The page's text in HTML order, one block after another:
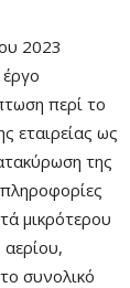
2023
περί το
εταιρείας ως
της
μικρότερου
συνολικό